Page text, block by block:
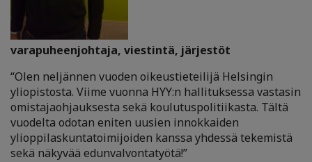
varapuheenjohtaja, viestintä, järjestöt
“Olen neljännen vuoden oikeustieteilijä Helsingin
yliopistosta. Viime vuonna HYY:n hallituksessa vastasin
omistajaohjauksesta sekä koulutuspolitiikasta. Tältä
vuodelta odotan eniten uusien innokkaiden
ylioppilaskuntatoimijoiden kanssa yhdessä tekemistä
sekä näkyvää edunvalvontatyötä!”